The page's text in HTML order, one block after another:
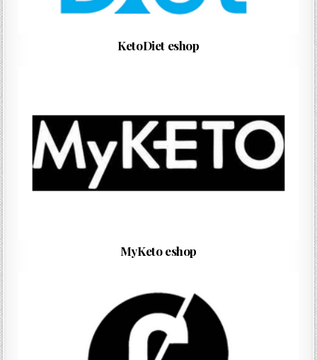
KetoDiet eshop
MyKeto eshop